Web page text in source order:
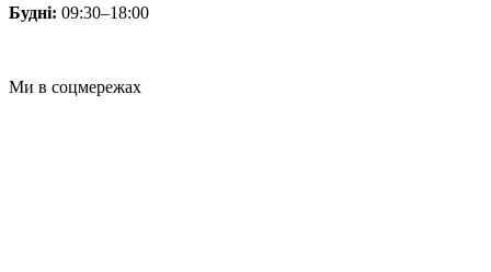
Будні: 09:30–18:00
Ми в соцмережах